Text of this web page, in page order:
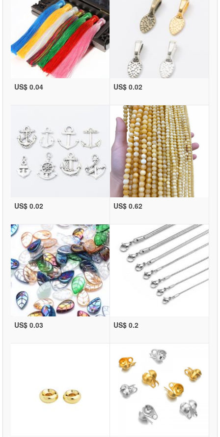
US$ 0.04 US$ 0.02
US$ 0.02 US$ 0.62
US$ 0.03 US$ 0.2